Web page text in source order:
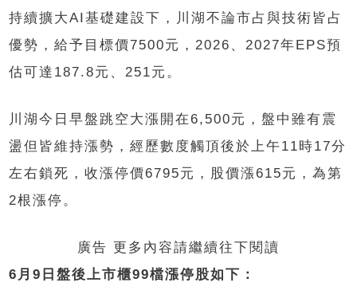
持續擴大AI基礎建設下，川湖不論市占與技術皆占
優勢，給予目標價7500元，2026、2027年EPS預
估可達187.8元、251元。
川湖今日早盤跳空大漲開在6,500元，盤中雖有震
盪但皆維持漲勢，經歷數度觸頂後於上午11時17分
左右鎖死，收漲停價6795元，股價漲615元，為第
2根漲停。
廣告 更多內容請繼續往下閱讀
6月9日盤後上市櫃99檔漲停股如下：